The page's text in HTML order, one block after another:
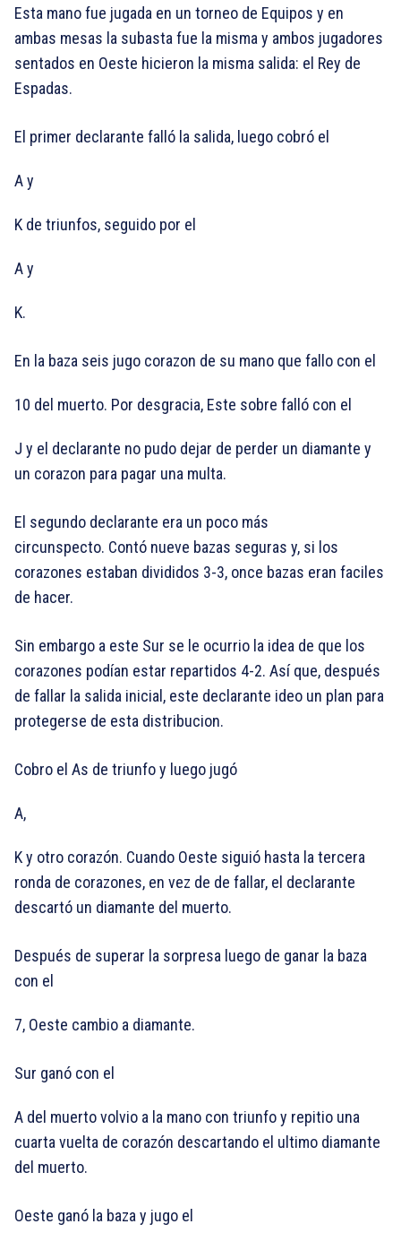
Esta mano fue jugada en un torneo de Equipos y en
ambas mesas la subasta fue la misma y ambos jugadores
sentados en Oeste hicieron la misma salida: el Rey de
Espadas.
El primer declarante falló la salida, luego cobró el
A y
K ​​de triunfos, seguido por el
A y
K.
En la baza seis jugo corazon de su mano que fallo con el
10 del muerto. Por desgracia, Este sobre falló con el
J y el declarante no pudo dejar de perder un diamante y
un corazon para pagar una multa.
El segundo declarante era un poco más
circunspecto. Contó nueve bazas seguras y, si los
corazones estaban divididos 3-3, once bazas eran faciles
de hacer.
Sin embargo a este Sur se le ocurrio la idea de que los
corazones podían estar repartidos 4-2. Así que, después
de fallar la salida inicial, este declarante ideo un plan para
protegerse de esta distribucion.
Cobro el As de triunfo y luego jugó
A,
K y otro corazón. Cuando Oeste siguió hasta la tercera
ronda de corazones, en vez de de fallar, el declarante
descartó un diamante del muerto.
Después de superar la sorpresa luego de ganar la baza
con el
7, Oeste cambio a diamante.
Sur ganó con el
A del muerto volvio a la mano con triunfo y repitio una
cuarta vuelta de corazón descartando el ultimo diamante
del muerto.
Oeste ganó la baza y jugo el